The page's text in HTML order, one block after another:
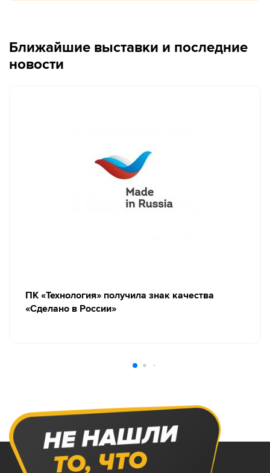
Ближайшие выставки и последние
новости
ПК «Технология» получила знак качества
«Сделано в России»